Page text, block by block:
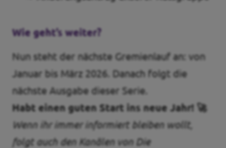
Wie geht’s weiter?
Nun steht der nächste Gremienlauf an: von
Januar bis März 2026. Danach folgt die
nächste Ausgabe dieser Serie.
Habt einen guten Start ins neue Jahr! 🚀
Wenn ihr immer informiert bleiben wollt,
folgt auch den Kanälen von Die